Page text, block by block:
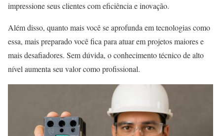
impressione seus clientes com eficiência e inovação.
Além disso, quanto mais você se aprofunda em tecnologias como
essa, mais preparado você fica para atuar em projetos maiores e
mais desafiadores. Sem dúvida, o conhecimento técnico de alto
nível aumenta seu valor como profissional.